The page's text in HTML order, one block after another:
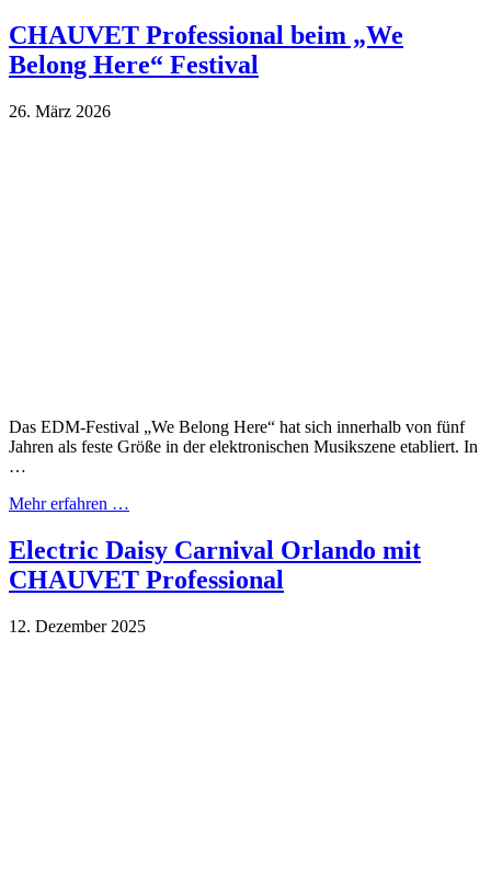
CHAUVET Professional beim „We
Belong Here“ Festival
26. März 2026
Das EDM-Festival „We Belong Here“ hat sich innerhalb von fünf
Jahren als feste Größe in der elektronischen Musikszene etabliert. In
…
Mehr erfahren …
Electric Daisy Carnival Orlando mit
CHAUVET Professional
12. Dezember 2025